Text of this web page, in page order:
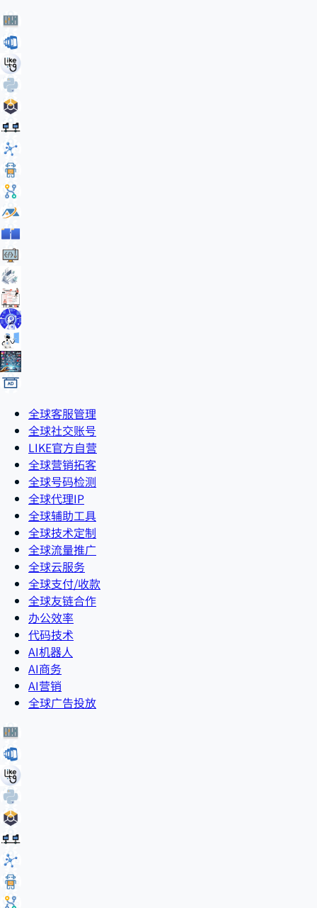
全球客服管理
全球社交账号
LIKE官方自营
全球营销拓客
全球号码检测
全球代理IP
全球辅助工具
全球技术定制
全球流量推广
全球云服务
全球支付/收款
全球友链合作
办公效率
代码技术
AI机器人
AI商务
AI营销
全球广告投放